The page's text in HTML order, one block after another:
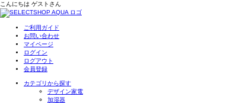
こんにちは ゲスト さん
ご利用ガイド
お問い合わせ
マイページ
ログイン
ログアウト
会員登録
カテゴリから探す
デザイン家電
加湿器